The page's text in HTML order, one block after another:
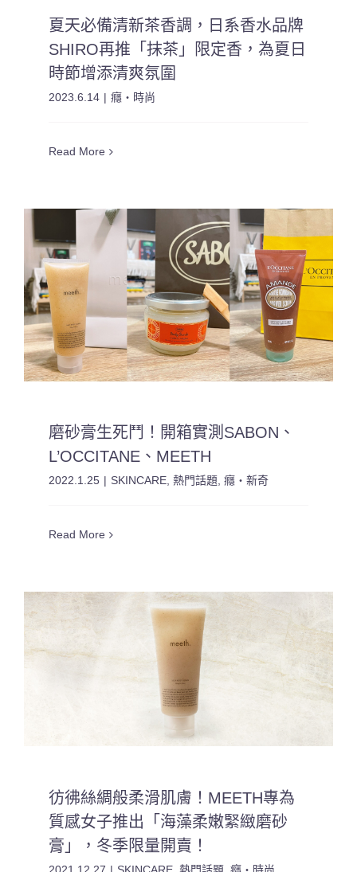
夏天必備清新茶香調，日系香水品牌
SHIRO再推「抹茶」限定香，為夏日
時節增添清爽氛圍
2023.6.14 | 癮・時尚
Read More
磨砂膏生死鬥！開箱實測SABON、
L’OCCITANE、MEETH
2022.1.25 | SKINCARE,熱門話題,癮・新奇
Read More
彷彿絲綢般柔滑肌膚！MEETH專為
質感女子推出「海藻柔嫩緊緻磨砂
膏」，冬季限量開賣！
2021.12.27 | SKINCARE ,熱門話題 ,癮・時尚